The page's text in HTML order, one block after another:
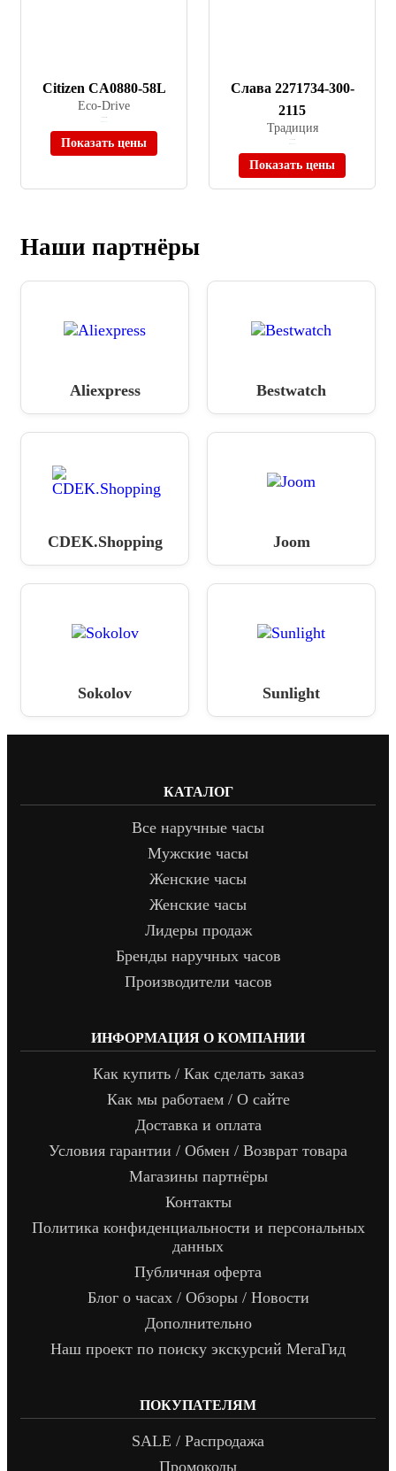
Citizen CA0880-58L
Eco-Drive
Показать цены
Слава 2271734-300-
2115
Традиция
Показать цены
Наши партнёры
Aliexpress Bestwatch
CDEK.Shopping Joom
Sokolov Sunlight
КАТАЛОГ
Все наручные часы
Мужские часы
Женские часы
Женские часы
Лидеры продаж
Бренды наручных часов
Производители часов
ИНФОРМАЦИЯ О КОМПАНИИ
Как купить / Как сделать заказ
Как мы работаем / О сайте
Доставка и оплата
Условия гарантии / Обмен / Возврат товара
Магазины партнёры
Контакты
Политика конфиденциальности и персональных
данных
Публичная оферта
Блог о часах / Обзоры / Новости
Дополнительно
Наш проект по поиску экскурсий МегаГид
ПОКУПАТЕЛЯМ
SALE / Распродажа
Промокоды